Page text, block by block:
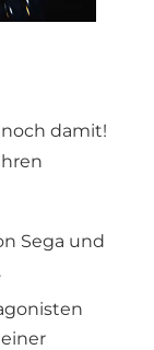
damit!
Sega und